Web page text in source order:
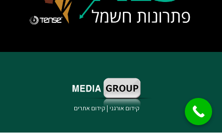
קידום אורגני | קידום אתרים